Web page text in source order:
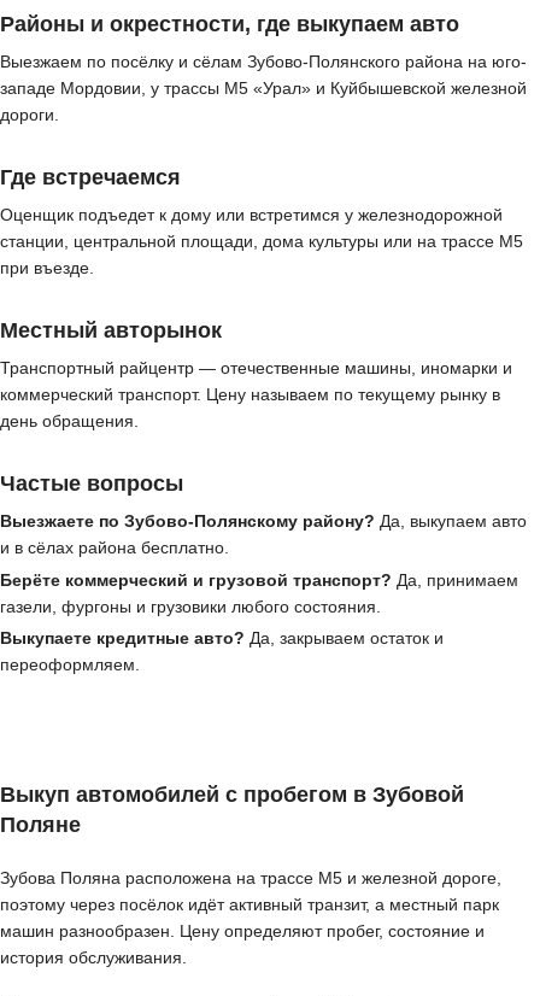
Районы и окрестности, где выкупаем авто
Выезжаем по посёлку и сёлам Зубово-Полянского района на юго-
западе Мордовии, у трассы М5 «Урал» и Куйбышевской железной
дороги.
Где встречаемся
Оценщик подъедет к дому или встретимся у железнодорожной
станции, центральной площади, дома культуры или на трассе М5
при въезде.
Местный авторынок
Транспортный райцентр — отечественные машины, иномарки и
коммерческий транспорт. Цену называем по текущему рынку в
день обращения.
Частые вопросы
Выезжаете по Зубово-Полянскому району? Да, выкупаем авто
и в сёлах района бесплатно.
Берёте коммерческий и грузовой транспорт? Да, принимаем
газели, фургоны и грузовики любого состояния.
Выкупаете кредитные авто? Да, закрываем остаток и
переоформляем.
Выкуп автомобилей с пробегом в Зубовой
Поляне
Зубова Поляна расположена на трассе М5 и железной дороге,
поэтому через посёлок идёт активный транзит, а местный парк
машин разнообразен. Цену определяют пробег, состояние и
история обслуживания.